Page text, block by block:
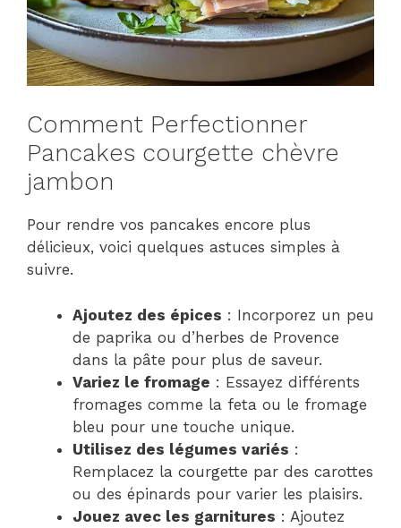
Comment Perfectionner
Pancakes courgette chèvre
jambon
Pour rendre vos pancakes encore plus
délicieux, voici quelques astuces simples à
suivre.
Ajoutez des épices : Incorporez un peu
de paprika ou d’herbes de Provence
dans la pâte pour plus de saveur.
Variez le fromage : Essayez différents
fromages comme la feta ou le fromage
bleu pour une touche unique.
Utilisez des légumes variés :
Remplacez la courgette par des carottes
ou des épinards pour varier les plaisirs.
Jouez avec les garnitures : Ajoutez